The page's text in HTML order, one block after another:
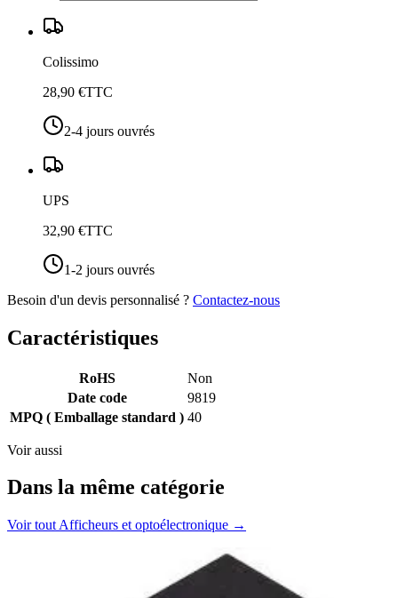
Colissimo
28,90 €TTC
2-4 jours ouvrés
UPS
32,90 €TTC
1-2 jours ouvrés
Besoin d'un devis personnalisé ? Contactez-nous
Caractéristiques
RoHS
Non
Date code
9819
MPQ ( Emballage standard ) 40
Voir aussi
Dans la même catégorie
Voir tout Afficheurs et optoélectronique →